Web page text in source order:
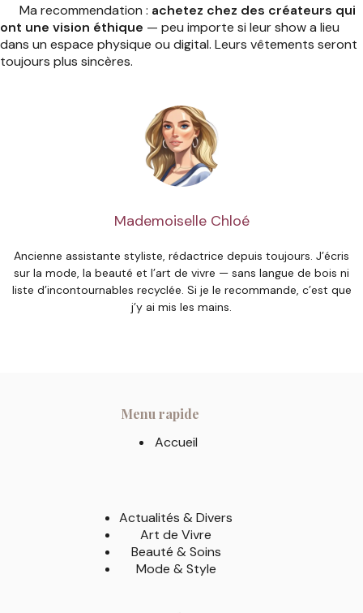
Ma recommendation : achetez chez des créateurs qui
ont une vision éthique — peu importe si leur show a lieu
dans un espace physique ou digital. Leurs vêtements seront
toujours plus sincères.
Mademoiselle Chloé
Ancienne assistante styliste, rédactrice depuis toujours. J’écris
sur la mode, la beauté et l’art de vivre — sans langue de bois ni
liste d’incontournables recyclée. Si je le recommande, c’est que
j’y ai mis les mains.
Menu rapide
Accueil
Actualités & Divers
Art de Vivre
Beauté & Soins
Mode & Style